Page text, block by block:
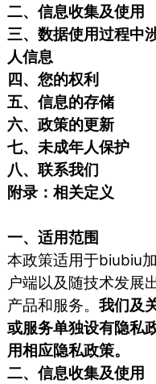
二、信息收集及使用
三、数据使用过程中
人信息
四、您的权利
五、信息的存储
六、政策的更新
七、未成年人保护
八、联系我们
附录：相关定义
一、适用范围
本政策适用于biubiu
户端以及随技术发展
产品和服务。我们及
或服务单独设有隐私
用相应隐私政策。
二、信息收集及使用